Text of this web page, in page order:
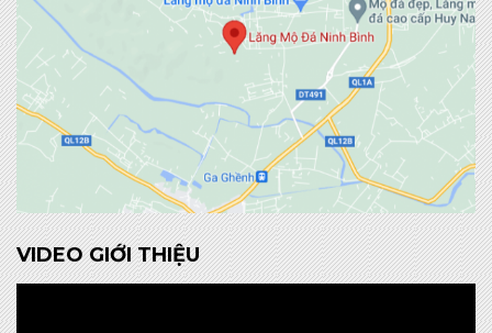
VIDEO GIỚI THIỆU